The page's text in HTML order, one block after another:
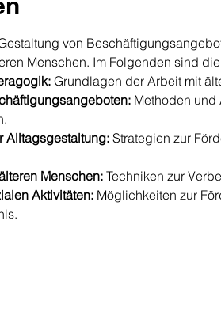
von
Menschen. Im Folgenden sind
Grundlagen der Arbeit mit
Methoden und
Alltagsgestaltung: Strategien zur
Menschen: Techniken zur
Aktivitäten: Möglichkeiten zur